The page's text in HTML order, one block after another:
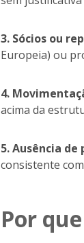
3. Sócios ou
Europeia) ou
4.
acima da
5. Ausência
consistente
Por